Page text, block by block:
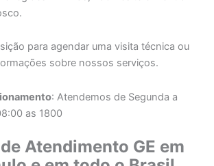
para agendar uma visita técnica ou
sobre nossos serviços.
: Atendemos de Segunda a
as 1800
Atendimento GE em